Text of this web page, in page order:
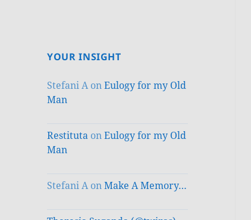
YOUR INSIGHT
Stefani AonEulogy for my Old
Man
Restituta onEulogy for my Old
Man
Stefani AonMake A Memory…